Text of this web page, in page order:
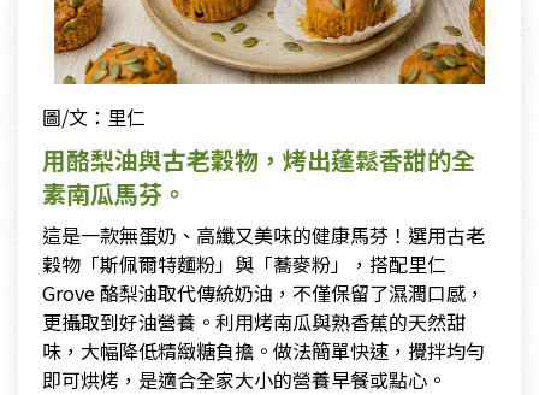
圖/文：里仁
用酪梨油與古老穀物，烤出蓬鬆香甜的全
素南瓜馬芬。
這是一款無蛋奶、高纖又美味的健康馬芬！選用古老
穀物「斯佩爾特麵粉」與「蕎麥粉」，搭配里仁
Grove 酪梨油取代傳統奶油，不僅保留了濕潤口感，
更攝取到好油營養。利用烤南瓜與熟香蕉的天然甜
味，大幅降低精緻糖負擔。做法簡單快速，攪拌均勻
即可烘烤，是適合全家大小的營養早餐或點心。